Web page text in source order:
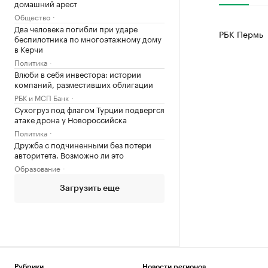
домашний арест
Общество
Два человека погибли при ударе
беспилотника по многоэтажному дому
в Керчи
Политика
Влюби в себя инвестора: истории
компаний, разместивших облигации
РБК и МСП Банк
Сухогруз под флагом Турции подвергся
атаке дрона у Новороссийска
Политика
Дружба с подчиненными без потери
авторитета. Возможно ли это
Образование
Загрузить еще
РБК Пермь